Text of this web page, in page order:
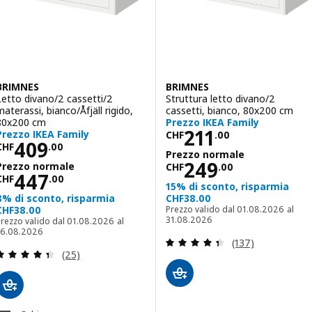
divano/2 cassetti/2
bianco/Åfjäll rigido,
cm
IKEA Family
409.00CHF 409.00
normale
447.00normale CHF 447.00
di sconto, risparmia
valido dal 01.08.2026 al
Recensione: 4.4 fuori da 5 stelle. Totale
(25)
BRIMNES
Struttura letto divano/2
cassetti, bianco, 80x200 cm
Prezzo IKEA Family
CHF211 .00
Prezzo CHF
Prezzo normale
CHF249.00
Prezzo
15% di sconto, risparmia
CHF38.00
Prezzo valido dal 01.08.2026 al
31.08.2026
Recensione:
(137)